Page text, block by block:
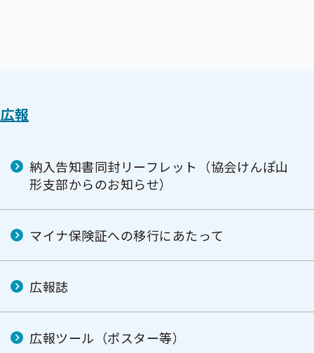
広報
納入告知書同封リーフレット（協会けんぽ山
形支部からのお知らせ）
マイナ保険証への移行にあたって
広報誌
広報ツール（ポスター等）